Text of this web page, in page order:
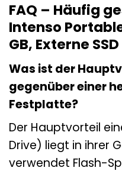
FAQ – Häufig
Intenso
GB, Externe SSD
Was ist der
gegenüber einer
Festplatte?
Der Hauptvorteil
Drive) liegt in ihrer
verwendet Flash-